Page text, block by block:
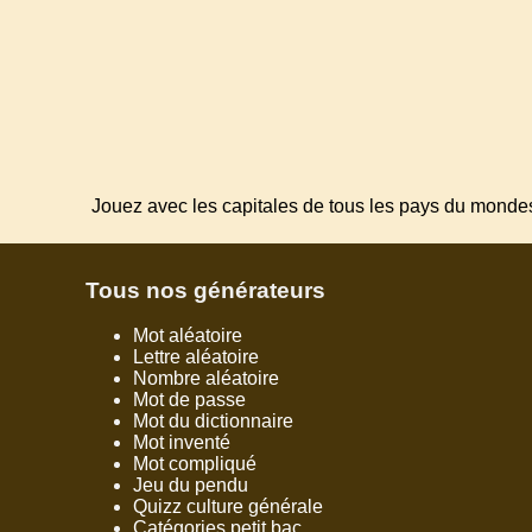
Jouez avec les capitales de tous les pays du
Tous nos générateurs
Mot aléatoire
Lettre aléatoire
Nombre aléatoire
Mot de passe
Mot du dictionnaire
Mot inventé
Mot compliqué
Jeu du pendu
Quizz culture générale